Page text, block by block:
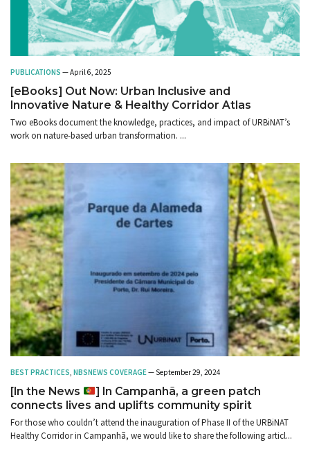
PUBLICATIONS — April 6, 2025
[eBooks] Out Now: Urban Inclusive and
Innovative Nature & Healthy Corridor Atlas
Two eBooks document the knowledge, practices, and impact of URBiNAT’s
work on nature-based urban transformation. ...
BEST PRACTICES, NBSNEWS COVERAGE— September 29, 2024
[In the News
] In Campanhã, a green patch
connects lives and uplifts community spirit
For those who couldn’t attend the inauguration of Phase II of the URBiNAT
Healthy Corridor in Campanhã, we would like to share the following articl...